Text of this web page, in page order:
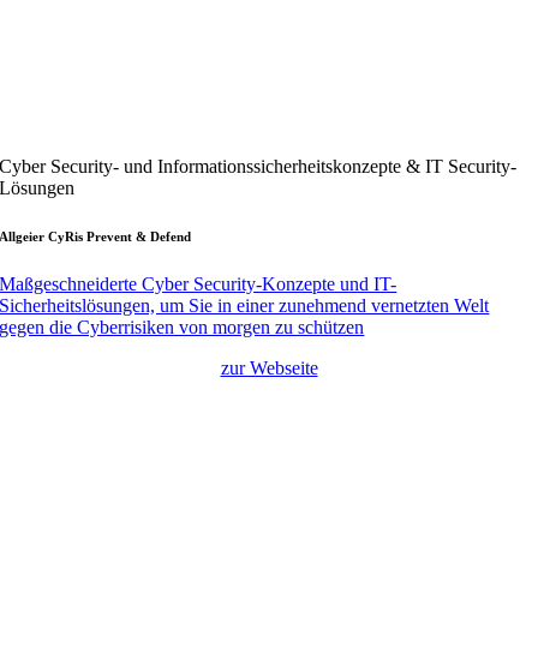
Cyber Security- und Informationssicherheitskonzepte & IT Security-
Lösungen
Allgeier CyRis Prevent & Defend
Maßgeschneiderte Cyber Security-Konzepte und IT-
Sicherheitslösungen, um Sie in einer zunehmend vernetzten Welt
gegen die Cyberrisiken von morgen zu schützen
zur Webseite